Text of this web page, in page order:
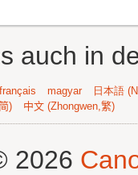
auch in
français magyar
日本語
) 中文 (Zhongwen,繁)
2026